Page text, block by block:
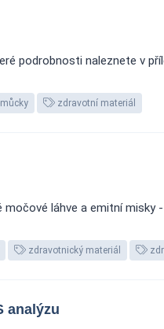
podrobnosti naleznete v
zdravotní materiál
láhve a emitní misky
zdravotnický materiál
analýzu